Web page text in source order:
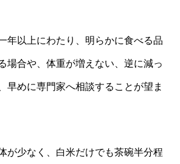
年以上にわたり、明らかに食べる品
場合や、体重が増えない、逆に減っ
早めに専門家へ相談することが望ま
が少なく、白米だけでも茶碗半分程